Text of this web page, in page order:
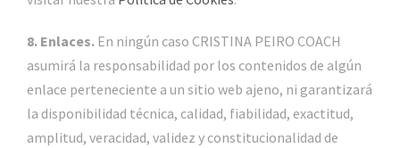
8. Enlaces. En ningún caso CRISTINA PEIRO COACH
asumirá la responsabilidad por los contenidos de algún
enlace perteneciente a un sitio web ajeno, ni garantizará
la disponibilidad técnica, calidad, fiabilidad, exactitud,
amplitud, veracidad, validez y constitucionalidad de